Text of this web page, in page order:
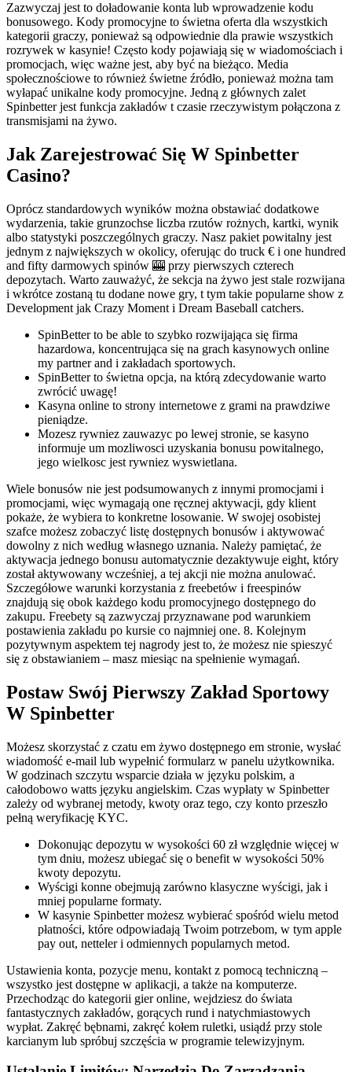
Zazwyczaj jest to doładowanie konta lub wprowadzenie kodu
bonusowego. Kody promocyjne to świetna oferta dla wszystkich
kategorii graczy, ponieważ są odpowiednie dla prawie wszystkich
rozrywek w kasynie! Często kody pojawiają się w wiadomościach i
promocjach, więc ważne jest, aby być na bieżąco. Media
społecznościowe to również świetne źródło, ponieważ można tam
wyłapać unikalne kody promocyjne. Jedną z głównych zalet
Spinbetter jest funkcja zakładów t czasie rzeczywistym połączona z
transmisjami na żywo.
Jak Zarejestrować Się W Spinbetter
Casino?
Oprócz standardowych wyników można obstawiać dodatkowe
wydarzenia, takie grunzochse liczba rzutów rożnych, kartki, wynik
albo statystyki poszczególnych graczy. Nasz pakiet powitalny jest
jednym z największych w okolicy, oferując do truck € i one hundred
and fifty darmowych spinów 🎰 przy pierwszych czterech
depozytach. Warto zauważyć, że sekcja na żywo jest stale rozwijana
i wkrótce zostaną tu dodane nowe gry, t tym takie popularne show z
Development jak Crazy Moment i Dream Baseball catchers.
SpinBetter to be able to szybko rozwijająca się firma
hazardowa, koncentrująca się na grach kasynowych online
my partner and i zakładach sportowych.
SpinBetter to świetna opcja, na którą zdecydowanie warto
zwrócić uwagę!
Kasyna online to strony internetowe z grami na prawdziwe
pieniądze.
Mozesz rуwniez zauwazyc po lewej stronie, se kasyno
informuje um mozliwosci uzyskania bonusu powitalnego,
jego wielkosc jest rуwniez wyswietlana.
Wiele bonusów nie jest podsumowanych z innymi promocjami i
promocjami, więc wymagają one ręcznej aktywacji, gdy klient
pokaże, że wybiera to konkretne losowanie. W swojej osobistej
szafce możesz zobaczyć listę dostępnych bonusów i aktywować
dowolny z nich według własnego uznania. Należy pamiętać, że
aktywacja jednego bonusu automatycznie dezaktywuje eight, który
został aktywowany wcześniej, a tej akcji nie można anulować.
Szczegółowe warunki korzystania z freebetów i freespinów
znajdują się obok każdego kodu promocyjnego dostępnego do
zakupu. Freebety są zazwyczaj przyznawane pod warunkiem
postawienia zakładu po kursie co najmniej one. 8. Kolejnym
pozytywnym aspektem tej nagrody jest to, że możesz nie spieszyć
się z obstawianiem – masz miesiąc na spełnienie wymagań.
Postaw Swój Pierwszy Zakład Sportowy
W Spinbetter
Możesz skorzystać z czatu em żywo dostępnego em stronie, wysłać
wiadomość e-mail lub wypełnić formularz w panelu użytkownika.
W godzinach szczytu wsparcie działa w języku polskim, a
całodobowo watts języku angielskim. Czas wypłaty w Spinbetter
zależy od wybranej metody, kwoty oraz tego, czy konto przeszło
pełną weryfikację KYC.
Dokonując depozytu w wysokości 60 zł względnie więcej w
tym dniu, możesz ubiegać się o benefit w wysokości 50%
kwoty depozytu.
Wyścigi konne obejmują zarówno klasyczne wyścigi, jak i
mniej popularne formaty.
W kasynie Spinbetter możesz wybierać spośród wielu metod
płatności, które odpowiadają Twoim potrzebom, w tym apple
pay out, netteler i odmiennych popularnych metod.
Ustawienia konta, pozycje menu, kontakt z pomocą techniczną –
wszystko jest dostępne w aplikacji, a także na komputerze.
Przechodząc do kategorii gier online, wejdziesz do świata
fantastycznych zakładów, gorących rund i natychmiastowych
wypłat. Zakręć bębnami, zakręć kołem ruletki, usiądź przy stole
karcianym lub spróbuj szczęścia w programie telewizyjnym.